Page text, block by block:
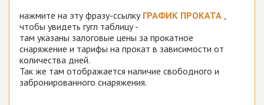
нажмите на эту фразу-ссылку ГРАФИК ПРОКАТА ,
чтобы увидеть гугл таблицу -
там указаны залоговые цены за прокатное
снаряжение и тарифы на прокат в зависимости от
количества дней.
Так же там отображается наличие свободного и
забронированного снаряжения.